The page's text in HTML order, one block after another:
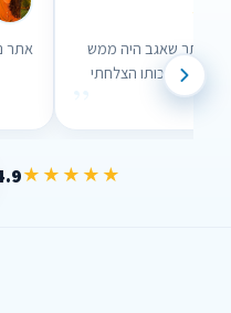
אתר
האתר שאגב היה ממש
לי , בזכותו הצלחתי
★★★★★